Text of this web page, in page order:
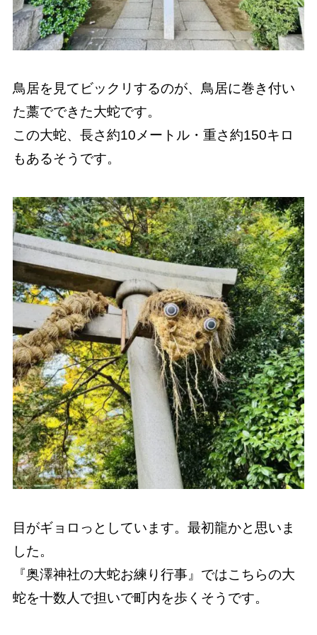
鳥居を見てビックリするのが、鳥居に巻き付い
た藁でできた大蛇です。
この大蛇、長さ約10メートル・重さ約150キロ
もあるそうです。
目がギョロっとしています。最初龍かと思いま
した。
『奥澤神社の大蛇お練り行事』ではこちらの大
蛇を十数人で担いで町内を歩くそうです。